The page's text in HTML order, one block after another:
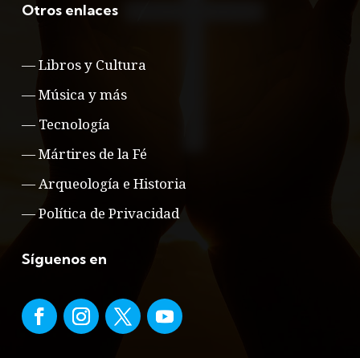
Otros enlaces
—Libros y Cultura
—Música y más
— Tecnología
—Mártires de la Fé
—Arqueología e Historia
—Política de Privacidad
Síguenos en